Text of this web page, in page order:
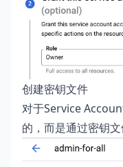
创建密钥文件
对于Service
的，而是通过密钥文